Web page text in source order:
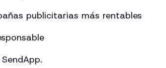
publicitarias más rentables